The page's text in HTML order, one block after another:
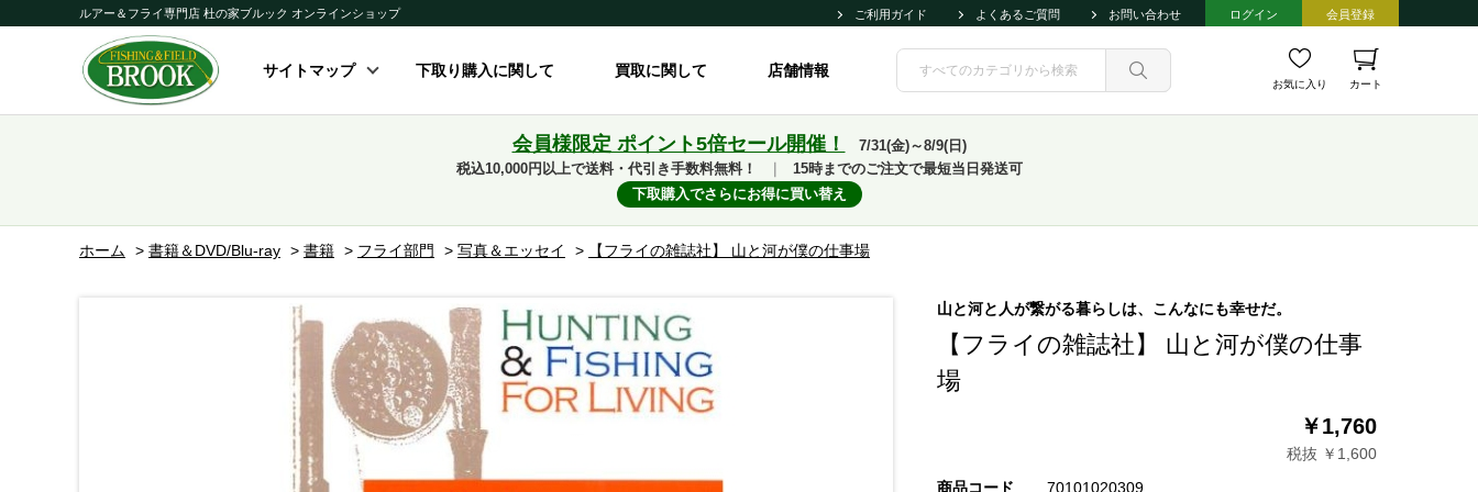
ルアー＆フライ専門店 杜の家ブルック オンラインショップ ご利用ガイド よくあるご質問 お問い合わせ ログイン 会員登録
サイトマップ 下取り購入に関して 買取に関して 店舗情報
お気に入り カート
会員様限定 ポイント5倍セール開催！
7/31(金)～8/9(日)
税込10,000円以上で送料・代引き手数料無料！
15時までのご注文で最短当日発送可
下取購入でさらにお得に買い替え
ホーム > 書籍＆DVD/Blu-ray > 書籍 > フライ部門 > 写真＆エッセイ > 【フライの雑誌社】 山と河が僕の仕事場
山と河と人が繋がる暮らしは、こんなにも幸せだ。
【フライの雑誌社】 山と河が僕の仕事
場
￥1,760
税抜 ￥1,600
商品コード
70101020309